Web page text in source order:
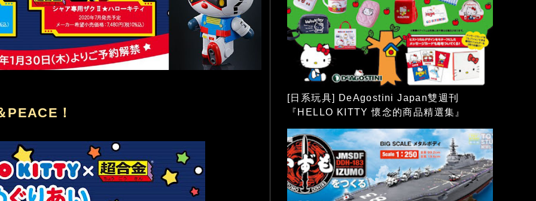
PEACE！
[日系玩具] DeAgostini Japan雙週刊
『HELLO KITTY 懷念的商品精選集』